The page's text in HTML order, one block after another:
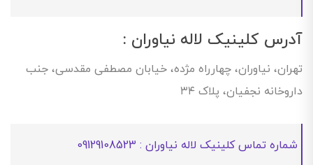
آدرس کلینیک لاله نیاوران :
تهران، نیاوران، چهارراه مژده، خیابان مصطفی مقدسی، جنب
داروخانه نجفیان، پلاک ۳۴
شماره تماس کلینیک لاله نیاوران : 09129108523